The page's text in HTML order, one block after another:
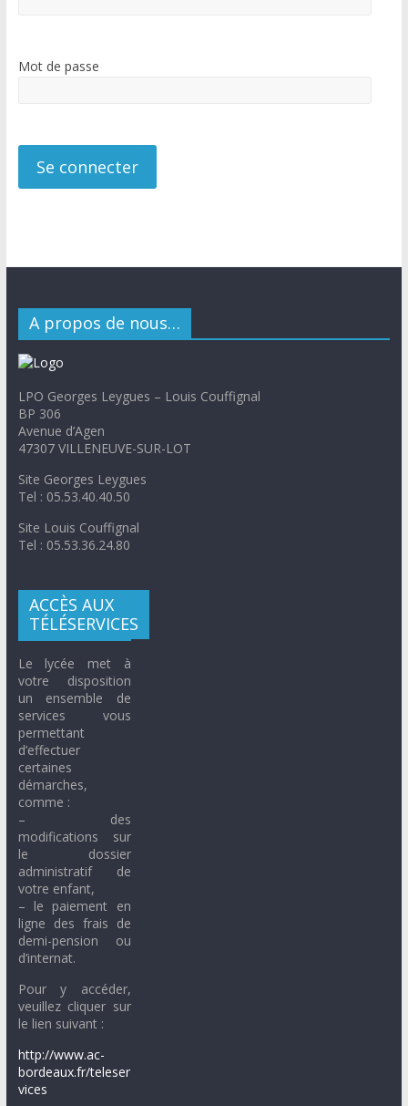
Mot de passe
A propos de nous…
LPO Georges Leygues – Louis Couffignal
BP 306
Avenue d’Agen
47307 VILLENEUVE-SUR-LOT
Site Georges Leygues
Tel : 05.53.40.40.50
Site Louis Couffignal
Tel : 05.53.36.24.80
ACCÈS AUX
TÉLÉSERVICES
Le lycée met à
votre disposition
un ensemble de
services vous
permettant
d’effectuer
certaines
démarches,
comme :
– des
modifications sur
le dossier
administratif de
votre enfant,
– le paiement en
ligne des frais de
demi-pension ou
d’internat.
Pour y accéder,
veuillez cliquer sur
le lien suivant :
http://www.ac-
bordeaux.fr/teleser
vices